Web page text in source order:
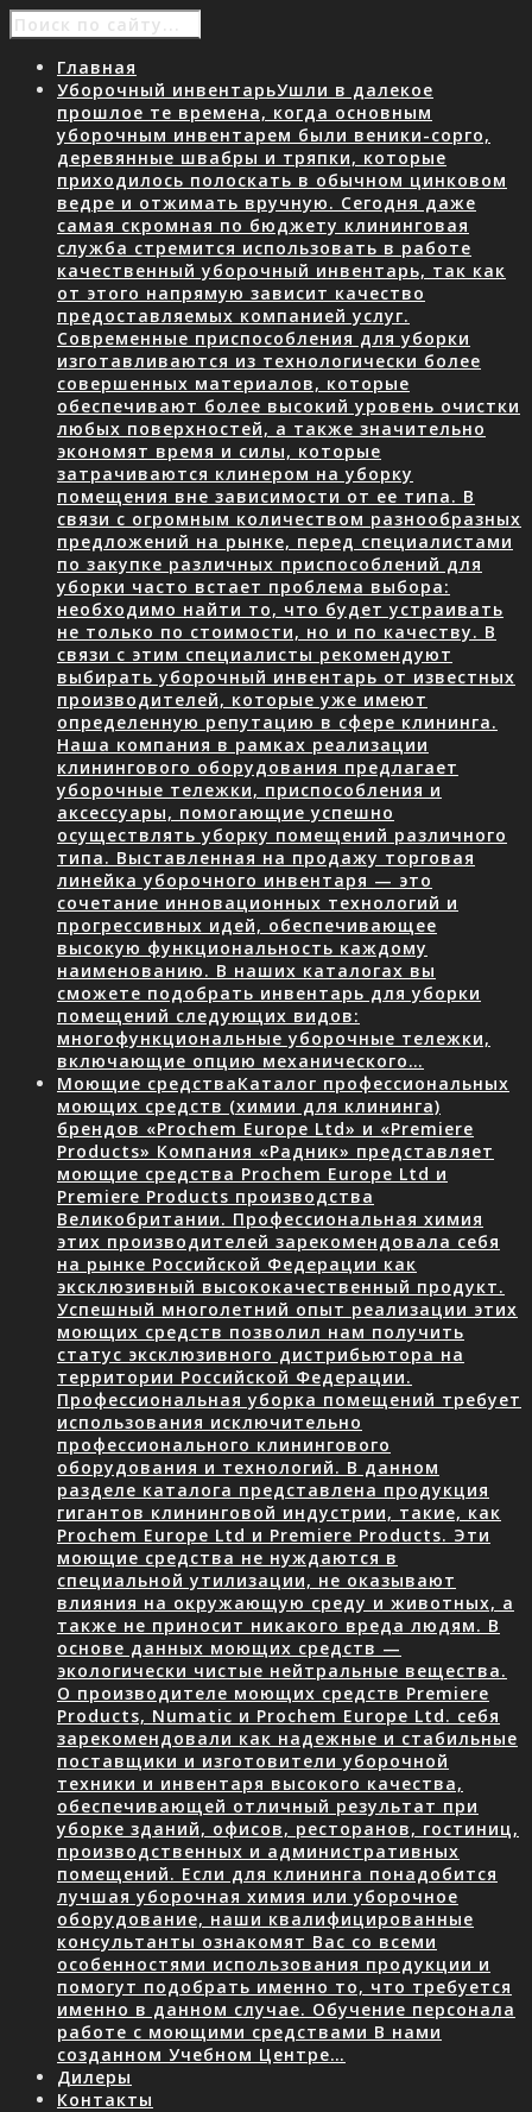
Главная
Уборочный инвентарьУшли в далекое
прошлое те времена, когда основным
уборочным инвентарем были веники-сорго,
деревянные швабры и тряпки, которые
приходилось полоскать в обычном цинковом
ведре и отжимать вручную. Сегодня даже
самая скромная по бюджету клининговая
служба стремится использовать в работе
качественный уборочный инвентарь, так как
от этого напрямую зависит качество
предоставляемых компанией услуг.
Современные приспособления для уборки
изготавливаются из технологически более
совершенных материалов, которые
обеспечивают более высокий уровень очистки
любых поверхностей, а также значительно
экономят время и силы, которые
затрачиваются клинером на уборку
помещения вне зависимости от ее типа. В
связи с огромным количеством разнообразных
предложений на рынке, перед специалистами
по закупке различных приспособлений для
уборки часто встает проблема выбора:
необходимо найти то, что будет устраивать
не только по стоимости, но и по качеству. В
связи с этим специалисты рекомендуют
выбирать уборочный инвентарь от известных
производителей, которые уже имеют
определенную репутацию в сфере клининга.
Наша компания в рамках реализации
клинингового оборудования предлагает
уборочные тележки, приспособления и
аксессуары, помогающие успешно
осуществлять уборку помещений различного
типа. Выставленная на продажу торговая
линейка уборочного инвентаря — это
сочетание инновационных технологий и
прогрессивных идей, обеспечивающее
высокую функциональность каждому
наименованию. В наших каталогах вы
сможете подобрать инвентарь для уборки
помещений следующих видов:
многофункциональные уборочные тележки,
включающие опцию механического…
Моющие средстваКаталог профессиональных
моющих средств (химии для клининга)
брендов «Prochem Europe Ltd» и «Premiere
Products» Компания «Радник» представляет
моющие средства Prochem Europe Ltd и
Premiere Products производства
Великобритании. Профессиональная химия
этих производителей зарекомендовала себя
на рынке Российской Федерации как
эксклюзивный высококачественный продукт.
Успешный многолетний опыт реализации этих
моющих средств позволил нам получить
статус эксклюзивного дистрибьютора на
территории Российской Федерации.
Профессиональная уборка помещений требует
использования исключительно
профессионального клинингового
оборудования и технологий. В данном
разделе каталога представлена продукция
гигантов клининговой индустрии, такие, как
Prochem Europe Ltd и Premiere Products. Эти
моющие средства не нуждаются в
специальной утилизации, не оказывают
влияния на окружающую среду и животных, а
также не приносит никакого вреда людям. В
основе данных моющих средств —
экологически чистые нейтральные вещества.
О производителе моющих средств Premiere
Products, Numatic и Prochem Europe Ltd. себя
зарекомендовали как надежные и стабильные
поставщики и изготовители уборочной
техники и инвентаря высокого качества,
обеспечивающей отличный результат при
уборке зданий, офисов, ресторанов, гостиниц,
производственных и административных
помещений. Если для клининга понадобится
лучшая уборочная химия или уборочное
оборудование, наши квалифицированные
консультанты ознакомят Вас со всеми
особенностями использования продукции и
помогут подобрать именно то, что требуется
именно в данном случае. Обучение персонала
работе с моющими средствами В нами
созданном Учебном Центре…
Дилеры
Контакты